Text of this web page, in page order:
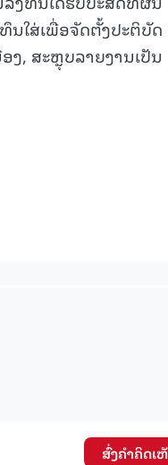
ໃສ່ເພື່ອຈັດຕັ້ງປະຕິບັດ
ງ, ສະຫຼຸບລາຍງານເປັນ
ສົ່ງຄໍາຄິດເ